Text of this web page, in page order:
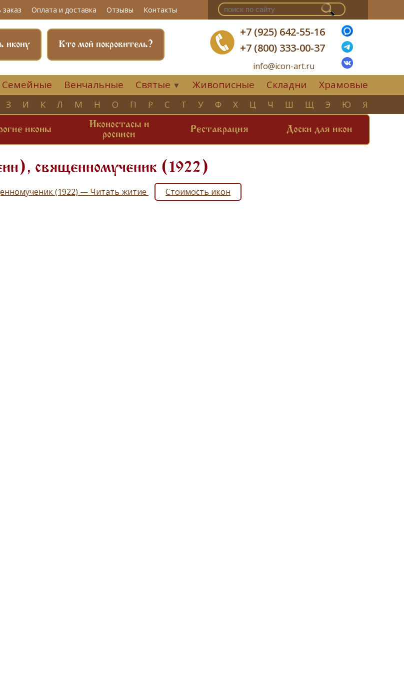
заказ Оплата и доставка Отзывы Контакты
+7 (925) 642-55-16
+7 (800) 333-00-37
info@icon-art.ru
Кто мой покровитель?
икону
Семейные Венчальные Святые ▼ Живописные Складни Храмовые
З И К Л М Н О П Р С Т У Ф Х Ц Ч Ш Щ Э Ю Я
иконы
Иконостасы и
росписи
Реставрация Доски для икон
священномученик (1922)
(1922) — Читать житие Стоимость икон